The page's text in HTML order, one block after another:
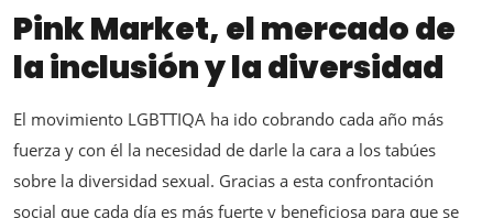
Pink Market, el mercado de
la inclusión y la diversidad
El movimiento LGBTTIQA ha ido cobrando cada año más
fuerza y con él la necesidad de darle la cara a los tabúes
sobre la diversidad sexual. Gracias a esta confrontación
social que cada día es más fuerte y beneficiosa para que se